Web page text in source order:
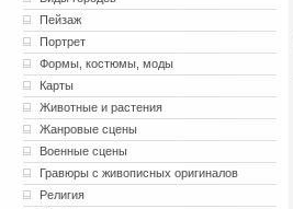
Пейзаж
Портрет
Формы, костюмы, моды
Карты
Животные и растения
Жанровые сцены
Военные сцены
Гравюры с живописных оригиналов
Религия